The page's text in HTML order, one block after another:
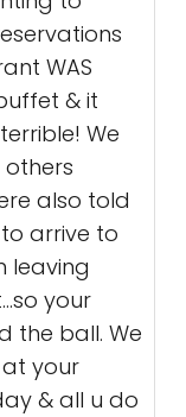
WAS
& it
We
also told
arrive to
leaving
your
the ball. We
at your
& all u do